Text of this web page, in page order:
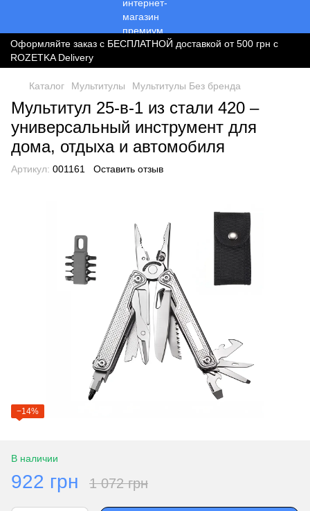
Оформляйте заказ с БЕСПЛАТНОЙ доставкой от 500 грн с
ROZETKA Delivery
Каталог Мультитулы Мультитулы Без бренда
Мультитул 25-в-1 из стали 420 –
универсальный инструмент для
дома, отдыха и автомобиля
Артикул: 001161 Оставить отзыв
−14%
В наличии
922 грн 1 072 грн